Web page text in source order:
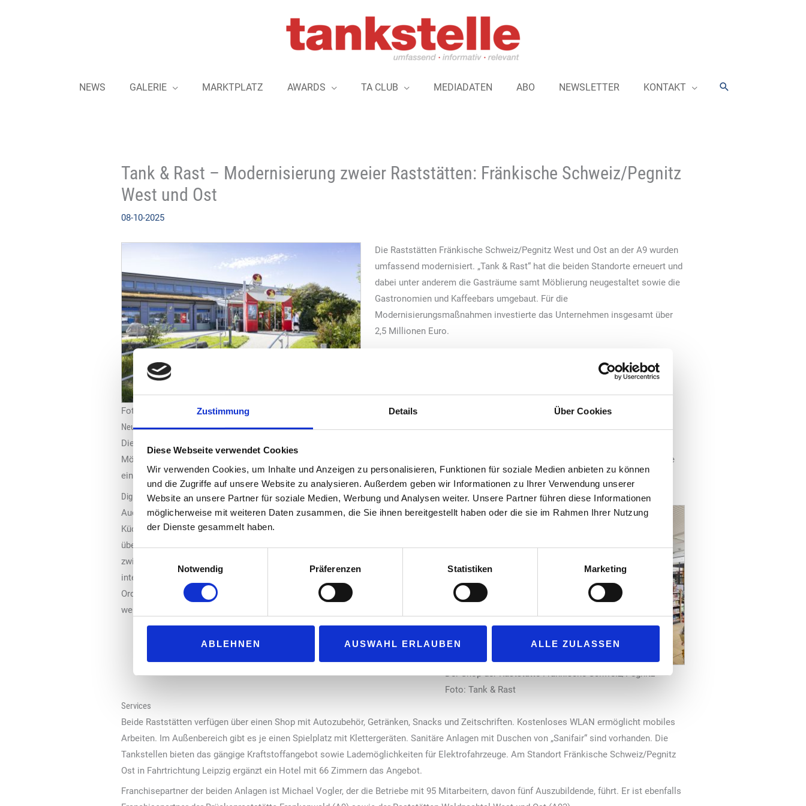
Zustimmung Details Über Cookies
Diese Webseite verwendet Cookies
Wir verwenden Cookies, um Inhalte und Anzeigen zu personalisieren, Funktionen für soziale Medien anbieten zu können
und die Zugriffe auf unsere Website zu analysieren. Außerdem geben wir Informationen zu Ihrer Verwendung unserer
Website an unsere Partner für soziale Medien, Werbung und Analysen weiter. Unsere Partner führen diese Informationen
möglicherweise mit weiteren Daten zusammen, die Sie ihnen bereitgestellt haben oder die sie im Rahmen Ihrer Nutzung
der Dienste gesammelt haben.
Notwendig
Präferenzen Statistiken Marketing
ABLEHNEN AUSWAHL ERLAUBEN ALLE ZULASSEN
NEWS GALERIE MARKTPLATZ AWARDS TA CLUB MEDIADATEN ABO NEWSLETTER KONTAKT Suchen
Tank & Rast – Modernisierung zweier Raststätten: Fränkische Schweiz/Pegnitz
West und Ost
08-10-2025
Foto: Tank & Rast
Die Raststätten Fränkische Schweiz/Pegnitz West und Ost an der A9 wurden
umfassend modernisiert. „Tank & Rast“ hat die beiden Standorte erneuert und
dabei unter anderem die Gasträume samt Möblierung neugestaltet sowie die
Gastronomien und Kaffeebars umgebaut. Für die
Modernisierungsmaßnahmen investierte das Unternehmen insgesamt über
2,5 Millionen Euro.
Neugestaltete Gasträume
Die beiden Raststätten sind im Innenbereich baugleich und bieten im Gastraum jeweils über 100 Sitzplätze mit Loungebereich. Zur neuen
Möblierung gehören farblich abgestimmte Tische und Stühle, neu geschaffene Stehbereiche mit Barelementen sowie Sessel. Zudem wurde
eine energiesparende LED-Beleuchtung installiert und die Wand- und Deckenelemente erhielten einen neuen Anstrich.
Digitale Bestellmöglichkeiten
Der Shop der Raststätte Frankische Schweiz/Pegnitz
Foto: Tank & Rast
Auch die Gastronomien wurden mit neuen Bestelltheken, Displays und
Küchentechnik ausgestattet. Die Gastronomieangebote befinden sich jeweils
übersichtlich in einer Reihe. Die Kaffeebars von „Coffee Fellows“ wurden
zwischen den klassischen Gastronomien und den „Burger King“-Restaurants
integriert. Für die Bestellung von Speisen gibt es jeweils zwei digitale Self-
Order-Terminals, an denen auch kontaktlos bezahlt werden kann – zwei
weitere gehören zu den „Burger King“-Restaurants.
Services
Beide Raststätten verfügen über einen Shop mit Autozubehör, Getränken, Snacks und Zeitschriften. Kostenloses WLAN ermöglicht mobiles
Arbeiten. Im Außenbereich gibt es je einen Spielplatz mit Klettergeräten. Sanitäre Anlagen mit Duschen von „Sanifair“ sind vorhanden. Die
Tankstellen bieten das gängige Kraftstoffangebot sowie Lademöglichkeiten für Elektrofahrzeuge. Am Standort Fränkische Schweiz/Pegnitz
Ost in Fahrtrichtung Leipzig ergänzt ein Hotel mit 66 Zimmern das Angebot.
Franchisepartner der beiden Anlagen ist Michael Vogler, der die Betriebe mit 95 Mitarbeitern, davon fünf Auszubildende, führt. Er ist ebenfalls